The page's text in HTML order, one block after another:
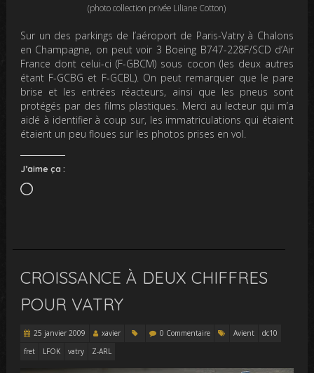
(photo collection privée Liliane Cotton)
Sur un des parkings de l’aéroport de Paris-Vatry à Chalons
en Champagne, on peut voir 3 Boeing B747-228F/SCD d’Air
France dont celui-ci (F-GBCM) sous cocon (les deux autres
étant F-GCBG et F-GCBL). On peut remarquer que le pare
brise et les entrées réacteurs, ainsi que les pneus sont
protégés par des films plastiques. Merci au lecteur qui m’a
aidé à identifier à coup sur, les immatriculations qui étaient
étaient un peu floues sur les photos prises en vol.
J’aime ça :
Chargement…
CROISSANCE À DEUX CHIFFRES
POUR VATRY
25 janvier 2009 xavier 0 Commentaire Avient
dc10
fret
LFOK vatry Z-ARL